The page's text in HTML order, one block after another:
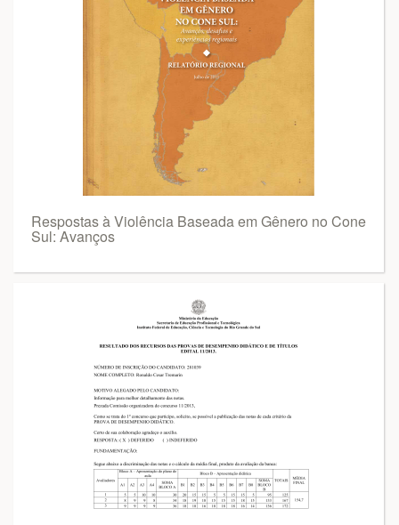
Respostas à Violência Baseada em Gênero no Cone
Sul: Avanços